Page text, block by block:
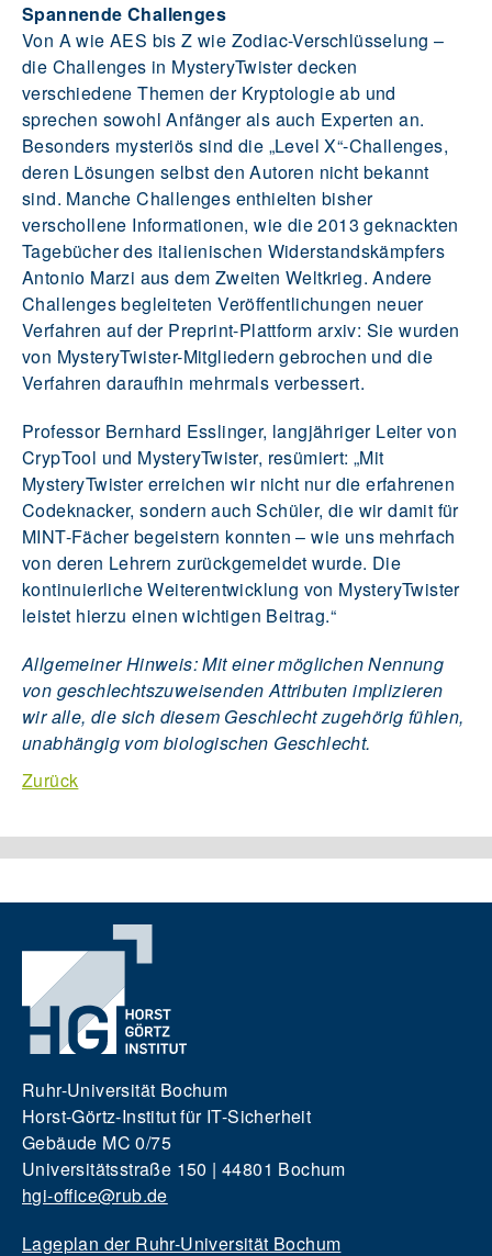
Spannende Challenges
Von A wie AES bis Z wie Zodiac-Verschlüsselung –
die Challenges in MysteryTwister decken
verschiedene Themen der Kryptologie ab und
sprechen sowohl Anfänger als auch Experten an.
Besonders mysteriös sind die „Level X“-Challenges,
deren Lösungen selbst den Autoren nicht bekannt
sind. Manche Challenges enthielten bisher
verschollene Informationen, wie die 2013 geknackten
Tagebücher des italienischen Widerstandskämpfers
Antonio Marzi aus dem Zweiten Weltkrieg. Andere
Challenges begleiteten Veröffentlichungen neuer
Verfahren auf der Preprint-Plattform arxiv: Sie wurden
von MysteryTwister-Mitgliedern gebrochen und die
Verfahren daraufhin mehrmals verbessert.
Professor Bernhard Esslinger, langjähriger Leiter von
CrypTool und MysteryTwister, resümiert: „Mit
MysteryTwister erreichen wir nicht nur die erfahrenen
Codeknacker, sondern auch Schüler, die wir damit für
MINT-Fächer begeistern konnten – wie uns mehrfach
von deren Lehrern zurückgemeldet wurde. Die
kontinuierliche Weiterentwicklung von MysteryTwister
leistet hierzu einen wichtigen Beitrag.“
Allgemeiner Hinweis: Mit einer möglichen Nennung
von geschlechtszuweisenden Attributen implizieren
wir alle, die sich diesem Geschlecht zugehörig fühlen,
unabhängig vom biologischen Geschlecht.
Zurück
Ruhr-Universität Bochum
Horst-Görtz-Institut für IT-Sicherheit
Gebäude MC 0/75
Universitätsstraße 150 | 44801 Bochum
hgi-office@rub.de
Lageplan der Ruhr-Universität Bochum